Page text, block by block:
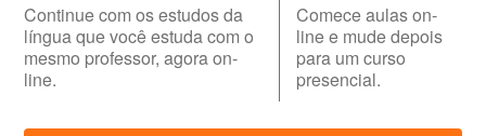
Continue com os estudos da
língua que você estuda com o
mesmo professor, agora on-
line.
Comece aulas on-
line e mude depois
para um curso
presencial.